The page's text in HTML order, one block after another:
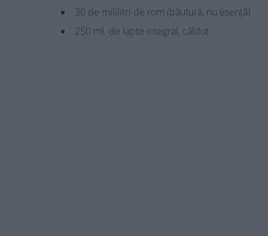
30 de mililitri de rom (băutură, nu esență)
250 ml. de lapte integral, călduț